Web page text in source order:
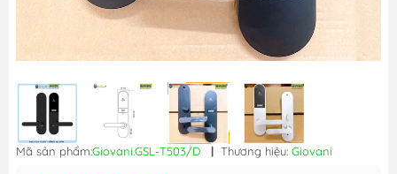
Mã sản phẩm:Giovani.GSL-T503/D | Thương hiệu: Giovani